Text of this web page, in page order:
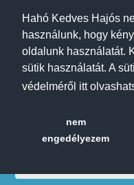
Hahó Kedves Hajós
használunk, hogy
oldalunk használatát.
sütik használatát. A
védelméről itt
nem
engedélyezem